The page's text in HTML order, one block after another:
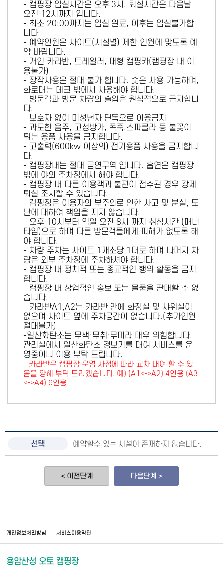
- 캠핑장 입실시간은 오후 3시, 퇴실시간은 다음날
오전 12시까지 입니다.
- 최소 20:00까지는 입실 완료, 이후는 입실불가합
니다
- 예약인원은 사이트(시설별) 제한 인원에 맞도록 예
약 바랍니다.
- 개인 카라반, 트레일러, 대형 캠핑카(캠핑장 내 이
용불가)
- 장작사용은 절대 불가 합니다. 숯은 사용 가능하며,
화로대는 데크 밖에서 사용해야 합니다.
- 방문객과 방문 차량의 출입은 원칙적으로 금지합니
다.
- 보호자 없이 미성년자 단독으로 이용금지
- 과도한 음주, 고성방가, 폭죽,스파클라 등 불꽃이
튀는 용품 사용을 금지합니다.
- 고출력(600kw 이상의) 전기용품 사용을 금지합니
다.
- 캠핑장내는 절대 금연구역 입니다. 흡연은 캠핑장
밖에 야외 주차장에서 해야 합니다.
- 캠핑장 내 다른 이용객과 불편이 접수된 경우 강제
퇴실 조치할 수 있습니다.
- 캠핑장은 이용자의 부주의로 인한 사고 및 분실, 도
난에 대하여 책임을 지지 않습니다.
- 오후 10시부터 익일 오전 8시 까지 취침시간 (매너
타임)으로 하며 다른 방문객들에게 피해가 없도록 해
야 합니다.
- 차량 주차는 사이트 1개소당 1대로 하며 나머지 차
량은 외부 주차장에 주차하셔야 합니다.
- 캠핑장 내 정치적 또는 종교적인 행위 활동을 금지
합니다.
- 캠핑장 내 상업적인 홍보 또는 물품을 판매할 수 없
습니다.
- 카라반A1,A2는 카라반 안에 화장실 및 샤워실이
없으며 사이트 옆에 주차공간이 없습니다.(추가인원
절대불가)
-일산화탄소는 무색·무취·무미라 매우 위험합니다.
관리실에서 일산화탄소 경보기를 대여 서비스를 운
영중이니 이용 부탁 드립니다.
- 카라반은 캠핑장 운영 사정에 따라 교차 대여 할 수 있
음을 양해 부탁 드리겠습니다. 예) (A1<->A2) 4인용 (A3
<->A4) 6인용
예약할수 있는 시설이 존재하지 않습니다.
< 이전단계 다음단계 >
개인정보처리방침 서비스이용약관
용암산성 오토 캠핑장